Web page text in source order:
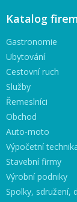
Katalog
Gastronomie
Ubytování
Cestovní ruch
Služby
Řemeslníci
Obchod
Auto-moto
Výpočetní
Stavební firmy
Výrobní podniky
Spolky, sdružení,